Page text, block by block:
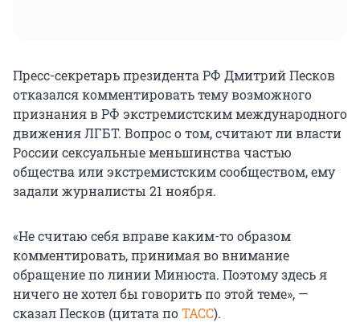
Пресс-секретарь президента РФ Дмитрий Песков
отказался комментировать тему возможного
признания в РФ экстремистским международного
движения ЛГБТ. Вопрос о том, считают ли власти
России сексуальные меньшинства частью
общества или экстремистским сообществом, ему
задали журналисты 21 ноября.
«Не считаю себя вправе каким-то образом
комментировать, принимая во внимание
обращение по линии Минюста. Поэтому здесь я
ничего не хотел бы говорить по этой теме», —
сказал Песков (цитата поТАСС).